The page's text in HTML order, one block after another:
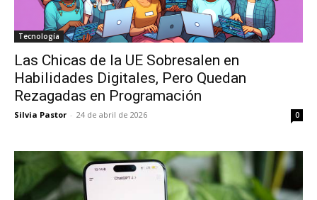
Tecnología
Las Chicas de la UE Sobresalen en
Habilidades Digitales, Pero Quedan
Rezagadas en Programación
Silvia Pastor - 24 de abril de 2026 0